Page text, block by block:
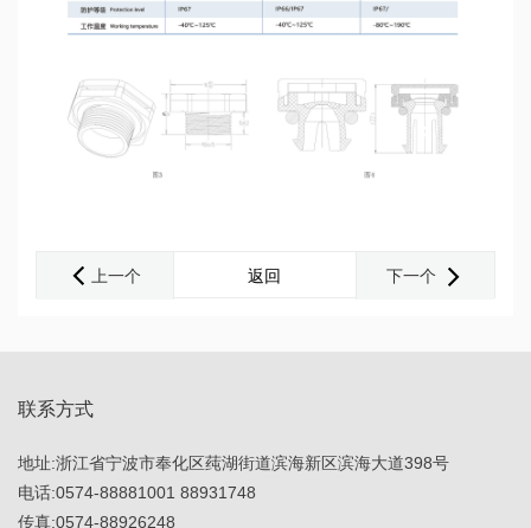
上一个 返回 下一个
联系方式
地址:浙江省宁波市奉化区莼湖街道滨海新区滨海大道398号
电话:0574-88881001 88931748
传真:0574-88926248